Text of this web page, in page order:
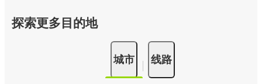
探索更多目的地
城市 线路